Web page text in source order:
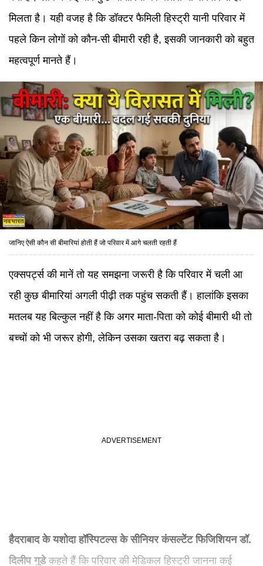
मिलता है। यही वजह है कि डॉक्टर फैमिली हिस्ट्री यानी परिवार में
पहले किन लोगों को कौन-सी बीमारी रही है, इसकी जानकारी को बहुत
महत्वपूर्ण मानते हैं।
जानिए ऐसी कौन सी बीमारियां होती हैं जो परिवार में आगे चलती रहती हैं
एक्सपर्ट्स की मानें तो यह समझना जरूरी है कि परिवार में चली आ
रही कुछ बीमारियां अगली पीढ़ी तक पहुंच सकती हैं। हालांकि इसका
मतलब यह बिल्कुल नहीं है कि अगर माता-पिता को कोई बीमारी थी तो
बच्चों को भी जरूर होगी, लेकिन उसका खतरा बढ़ सकता है।
हैदराबाद के यशोदा हॉस्पिटल्स के सीनियर कंसल्टेंट फिजिशियन डॉ.
दिलीप गुडे कहते हैं कि परिवार की मेडिकल हिस्ट्री जानना कई